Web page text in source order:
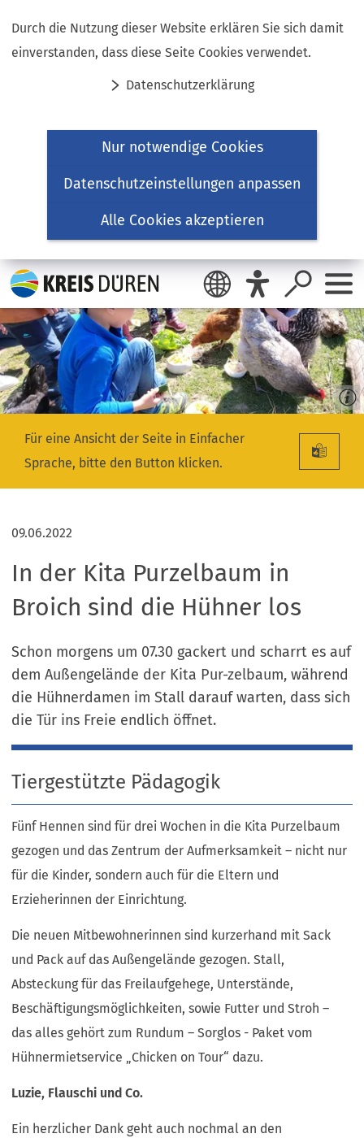
Durch die Nutzung dieser Website erklären Sie sich damit
einverstanden, dass diese Seite Cookies verwendet.
Datenschutzerklärung
Nur notwendige Cookies
Datenschutzeinstellungen anpassen
Alle Cookies akzeptieren
Inhalt anspringen
Für eine Ansicht der Seite in Einfacher
Sprache, bitte den Button klicken.
09.06.2022
In der Kita Purzelbaum in
Broich sind die Hühner los
Schon morgens um 07.30 gackert und scharrt es auf
dem Außengelände der Kita Pur-zelbaum, während
die Hühnerdamen im Stall darauf warten, dass sich
die Tür ins Freie endlich öffnet.
Tiergestützte Pädagogik
Fünf Hennen sind für drei Wochen in die Kita Purzelbaum
gezogen und das Zentrum der Aufmerksamkeit – nicht nur
für die Kinder, sondern auch für die Eltern und
Erzieherinnen der Einrichtung.
Die neuen Mitbewohnerinnen sind kurzerhand mit Sack
und Pack auf das Außengelände gezogen. Stall,
Absteckung für das Freilaufgehege, Unterstände,
Beschäftigungsmöglichkeiten, sowie Futter und Stroh –
das alles gehört zum Rundum – Sorglos - Paket vom
Hühnermietservice „Chicken on Tour“ dazu.
Luzie, Flauschi und Co.
Ein herzlicher Dank geht auch nochmal an den